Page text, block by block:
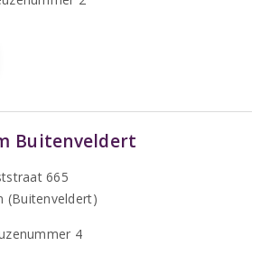
Buitenveldert
665
(Buitenveldert)
4